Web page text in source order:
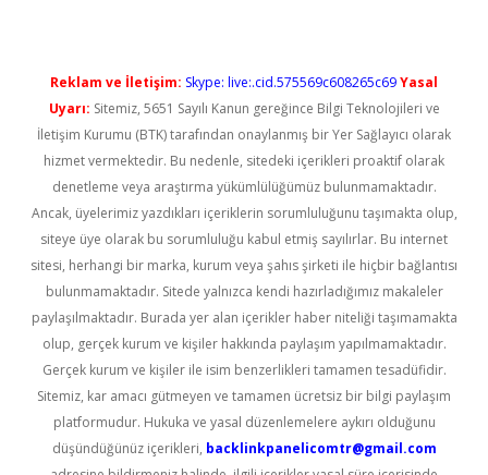
Reklam ve İletişim: Skype: live:.cid.575569c608265c69Yasal
Uyarı: Sitemiz, 5651 Sayılı Kanun gereğince Bilgi Teknolojileri ve
İletişim Kurumu (BTK) tarafından onaylanmış bir Yer Sağlayıcı olarak
hizmet vermektedir. Bu nedenle, sitedeki içerikleri proaktif olarak
denetleme veya araştırma yükümlülüğümüz bulunmamaktadır.
Ancak, üyelerimiz yazdıkları içeriklerin sorumluluğunu taşımakta olup,
siteye üye olarak bu sorumluluğu kabul etmiş sayılırlar. Bu internet
sitesi, herhangi bir marka, kurum veya şahıs şirketi ile hiçbir bağlantısı
bulunmamaktadır. Sitede yalnızca kendi hazırladığımız makaleler
paylaşılmaktadır. Burada yer alan içerikler haber niteliği taşımamakta
olup, gerçek kurum ve kişiler hakkında paylaşım yapılmamaktadır.
Gerçek kurum ve kişiler ile isim benzerlikleri tamamen tesadüfidir.
Sitemiz, kar amacı gütmeyen ve tamamen ücretsiz bir bilgi paylaşım
platformudur. Hukuka ve yasal düzenlemelere aykırı olduğunu
düşündüğünüz içerikleri, backlinkpanelicomtr@gmail.com